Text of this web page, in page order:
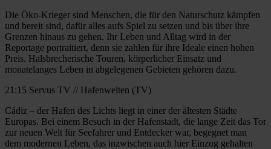
Die Öko-Krieger sind Menschen, die für den Naturschutz kämpfen
und bereit sind, dafür alles aufs Spiel zu setzen und bis über ihre
Grenzen hinaus zu gehen. Ihr Leben und Alltag wird in der
Reportage portraitiert, denn sie zahlen für ihre Ideale einen hohen
Preis. Halsbrecherische Touren, körperlicher Einsatz und
monatelanges Leben in abgelegenen Gebieten gehören dazu.
21:15 Servus TV // Hafenwelten (TV)
Cádiz – der Hafen des Lichts liegt in einer der ältesten Städte
Europas. Bei einem Besuch in der Hafenstadt, die lange Zeit das Tor
zur neuen Welt für Seefahrer und Entdecker war, begegnet man
dem modernen Leben, das inzwischen auch hier Einzug gehalten